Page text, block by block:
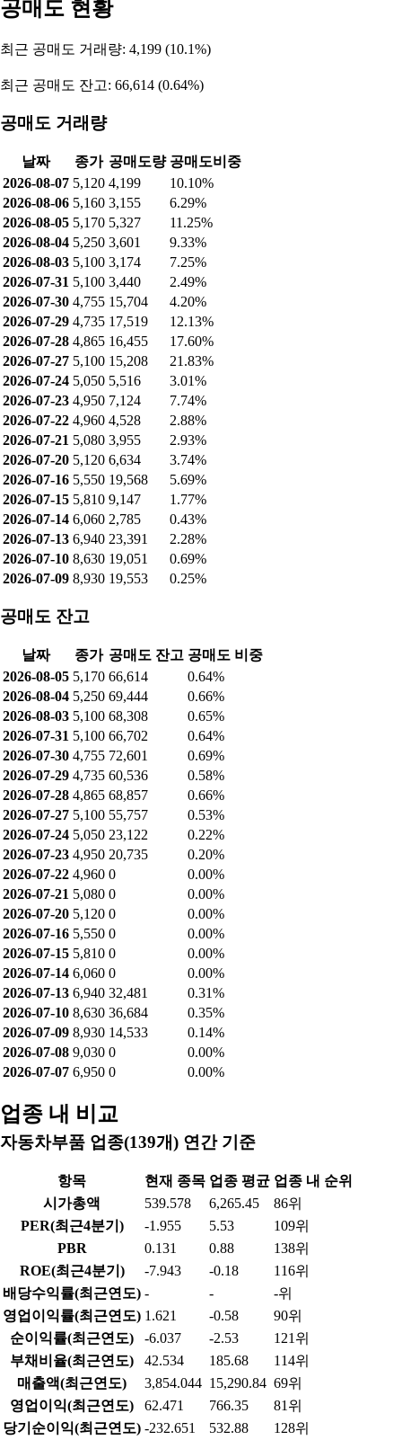
공매도 현황
최근 공매도 거래량: 4,199 (10.1%)
최근 공매도 잔고: 66,614 (0.64%)
공매도 거래량
날짜 종가 공매도량 공매도비중
2026-08-07 5,120 4,199
10.10%
2026-08-06 5,160 3,155
6.29%
2026-08-05 5,170 5,327
11.25%
2026-08-04 5,250 3,601
9.33%
2026-08-03 5,100 3,174
7.25%
2026-07-31 5,100 3,440
2.49%
2026-07-30 4,755 15,704
4.20%
2026-07-29 4,735 17,519
12.13%
2026-07-28 4,865 16,455
17.60%
2026-07-27 5,100 15,208
21.83%
2026-07-24 5,050 5,516
3.01%
2026-07-23 4,950 7,124
7.74%
2026-07-22 4,960 4,528
2.88%
2026-07-21 5,080 3,955
2.93%
2026-07-20 5,120 6,634
3.74%
2026-07-16 5,550 19,568
5.69%
2026-07-15 5,810 9,147
1.77%
2026-07-14 6,060 2,785
0.43%
2026-07-13 6,940 23,391
2.28%
2026-07-10 8,630 19,051
0.69%
2026-07-09 8,930 19,553 0.25%
공매도 잔고
날짜 종가 공매도 잔고 공매도 비중
2026-08-05 5,170 66,614
0.64%
2026-08-04 5,250 69,444
0.66%
2026-08-03 5,100 68,308
0.65%
2026-07-31 5,100 66,702
0.64%
2026-07-30 4,755 72,601
0.69%
2026-07-29 4,735 60,536
0.58%
2026-07-28 4,865 68,857
0.66%
2026-07-27 5,100 55,757
0.53%
2026-07-24 5,050 23,122
0.22%
2026-07-23 4,950 20,735
0.20%
2026-07-22 4,960 0
0.00%
2026-07-21 5,080 0
0.00%
2026-07-20 5,120 0
0.00%
2026-07-16 5,550 0
0.00%
2026-07-15 5,810 0
0.00%
2026-07-14 6,060 0
0.00%
2026-07-13 6,940 32,481
0.31%
2026-07-10 8,630 36,684
0.35%
2026-07-09 8,930 14,533
0.14%
2026-07-08 9,030 0
0.00%
2026-07-07 6,950 0 0.00%
업종 내 비교
자동차부품 업종(139개) 연간 기준
항목 현재 종목 업종 평균 업종 내 순위
시가총액
539.578 6,265.45
86위
PER(최근4분기)
-1.955 5.53
109위
PBR
0.131 0.88
138위
ROE(최근4분기)
-7.943 -0.18
116위
배당수익률(최근연도) - -
-위
영업이익률(최근연도) 1.621 -0.58
90위
순이익률(최근연도)
-6.037 -2.53
121위
부채비율(최근연도)
42.534 185.68
114위
매출액(최근연도)
3,854.044 15,290.84 69위
영업이익(최근연도)
62.471 766.35
81위
당기순이익(최근연도) -232.651 532.88 128위